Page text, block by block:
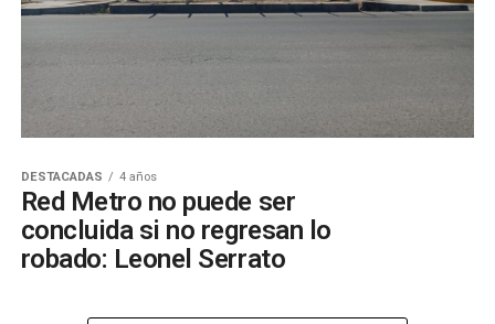
DESTACADAS 4 años
Red Metro no puede ser
concluida si no regresan lo
robado: Leonel Serrato